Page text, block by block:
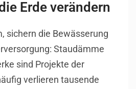
Erde verändern
sichern die Bewässerung
Staudämme
sind Projekte der
verlieren tausende